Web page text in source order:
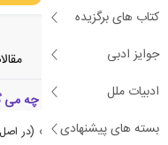
کتاب های برگزیده
جوایز ادبی
ادبیات ملل
بسته های پیشنهادی
معرفی دسته‌بندی
معرفی کتاب در سیارات چه می
«در سیارات چه ‌می‌گذرد» (در